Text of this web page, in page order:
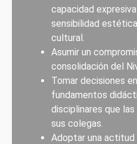
capacidad
sensibilidad
cultural.
Asumir un
consolidación del
Tomar decisiones
fundamentos
disciplinares que
sus colegas.
Adoptar una